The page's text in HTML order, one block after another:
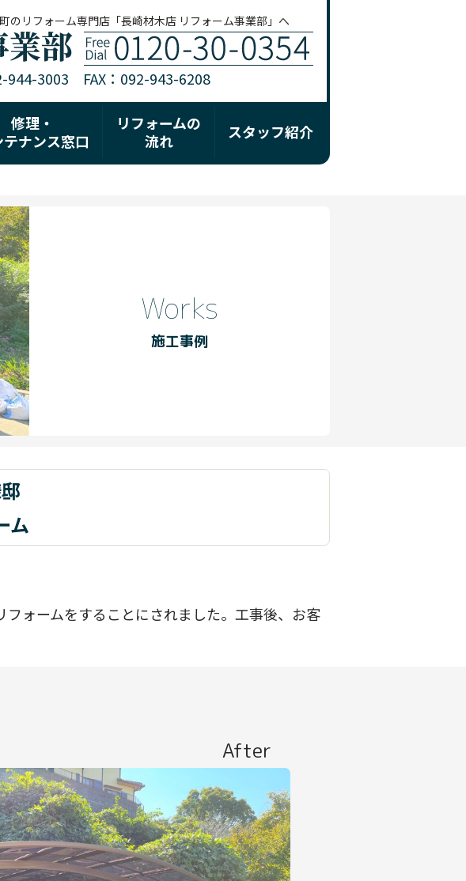
のリフォーム専門店「長崎材木店 リフォーム事業部」へ
3003 FAX：092-943-6208
修理・
テナンス窓口
リフォームの
流れ
スタッフ紹介
Works
施工事例
ム
ォームをすることにされました。工事後、お客
After